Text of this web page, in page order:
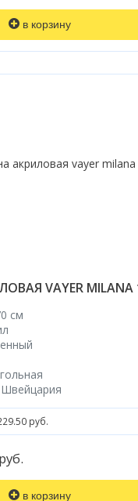
в корзину
VAYER MILANA
cм
руб.
руб.
в корзину